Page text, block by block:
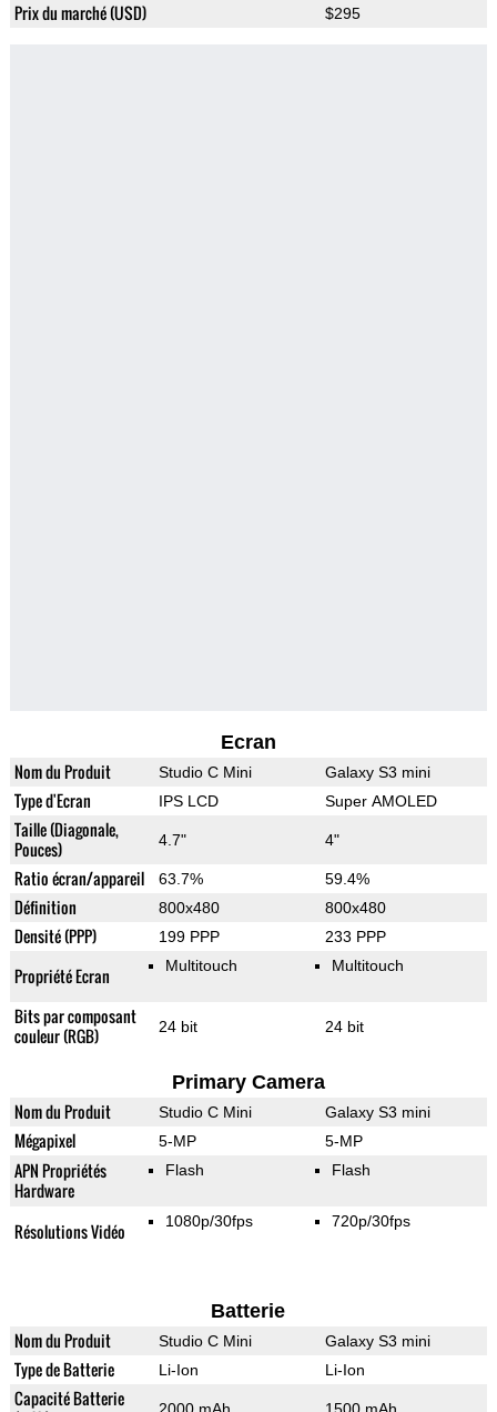
Prix du marché (USD) $295
Ecran
Nom du Produit Studio C Mini Galaxy S3 mini
Type d'Ecran IPS LCD Super AMOLED
Taille (Diagonale,
Pouces)
4.7" 4"
Ratio écran/appareil 63.7% 59.4%
Définition 800x480 800x480
Densité (PPP) 199 PPP 233 PPP
Propriété Ecran Multitouch Multitouch
Bits par composant
couleur (RGB)
24 bit 24 bit
Primary Camera
Nom du Produit Studio C Mini Galaxy S3 mini
Mégapixel 5-MP 5-MP
APN Propriétés
Hardware
Flash Flash
Résolutions Vidéo 1080p/30fps 720p/30fps
Batterie
Nom du Produit Studio C Mini Galaxy S3 mini
Type de Batterie Li-Ion Li-Ion
Capacité Batterie